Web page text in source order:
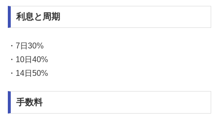
利息と周期
・7日30%
・10日40%
・14日50%
手数料